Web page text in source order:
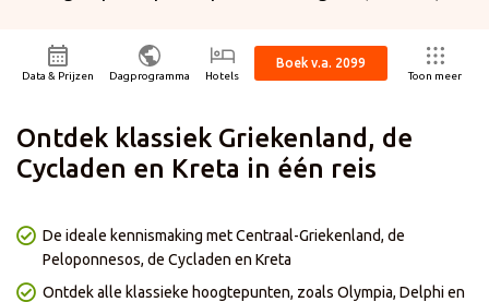
24-05-2026
17 dagen
- Enkel geldig voor nieuwe boekingen met vertrek in 2027
- Korting is niet geldig bij het afnemen van enkel het reisgedeelte
- Korting is niet geldig op onze zelf samenstellen reizen
- Prijzen en kortingen kunnen dagelijks verschillen per reis of
- De actie loopt t/m 18 augustus
Data & Prijzen Dagprogramma Hotels
Boek v.a. 2099
Toon meer
​Ontdek klassiek Griekenland, de
Cycladen en Kreta in één reis
De ideale kennismaking met Centraal-Griekenland, de
Peloponnesos, de Cycladen en Kreta
Ontdek alle klassieke hoogtepunten, zoals Olympia, Delphi en